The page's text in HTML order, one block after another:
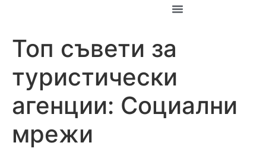
Топ съвети за
туристически
агенции: Социални
мрежи